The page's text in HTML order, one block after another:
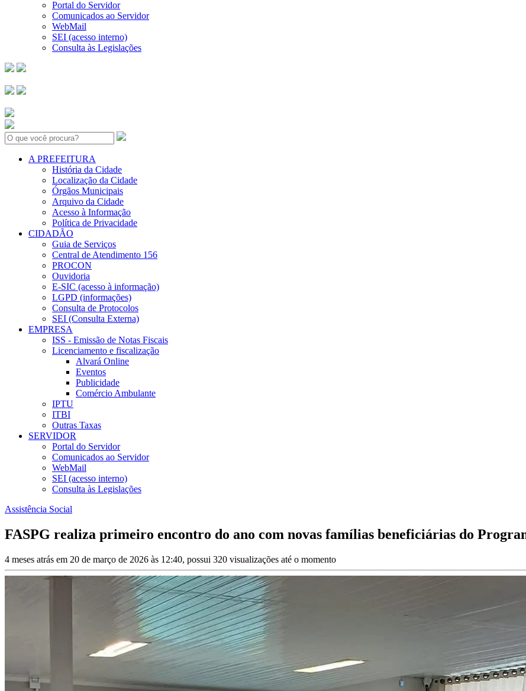
Portal do Servidor
Comunicados ao Servidor
WebMail
SEI (acesso interno)
Consulta às Legislações
Search:
A PREFEITURA
História da Cidade
Localização da Cidade
Órgãos Municipais
Arquivo da Cidade
Acesso à Informação
Política de Privacidade
CIDADÃO
Guia de Serviços
Central de Atendimento 156
PROCON
Ouvidoria
E-SIC (acesso à informação)
LGPD (informações)
Consulta de Protocolos
SEI (Consulta Externa)
EMPRESA
ISS - Emissão de Notas Fiscais
Licenciamento e fiscalização
Alvará Online
Eventos
Publicidade
Comércio Ambulante
IPTU
ITBI
Outras Taxas
SERVIDOR
Portal do Servidor
Comunicados ao Servidor
WebMail
SEI (acesso interno)
Consulta às Legislações
Assistência Social
FASPG realiza primeiro encontro do ano com novas famílias beneficiárias do
4 meses atrás em 20 de março de 2026 às 12:40, possui 320 visualizações até o momento